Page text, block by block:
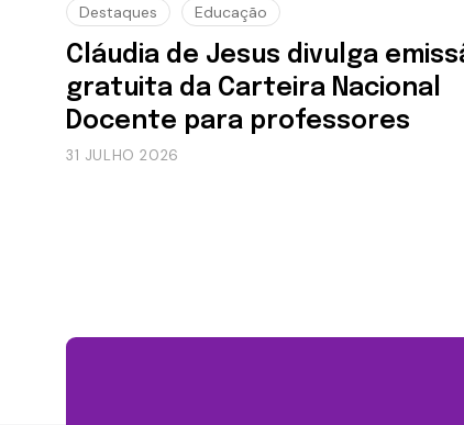
Destaques Educação
Cláudia de Jesus divulga
gratuita da Carteira Nacional
Docente para professores
31 JULHO 2026